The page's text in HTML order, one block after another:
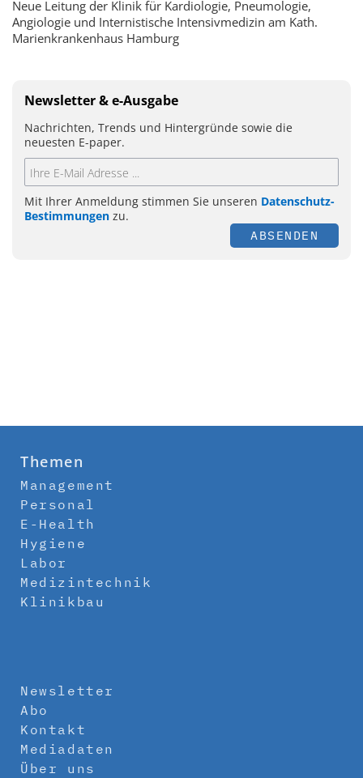
Neue Leitung der Klinik für Kardiologie, Pneumologie,
Angiologie und Internistische Intensivmedizin am Kath.
Marienkrankenhaus Hamburg
Newsletter & e-Ausgabe
Nachrichten, Trends und Hintergründe sowie die
neuesten E-paper.
Mit Ihrer Anmeldung stimmen Sie unseren Datenschutz-
Bestimmungen zu.
ABSENDEN
Themen
Management
Personal
E-Health
Hygiene
Labor
Medizintechnik
Klinikbau
Newsletter
Abo
Kontakt
Mediadaten
Über uns